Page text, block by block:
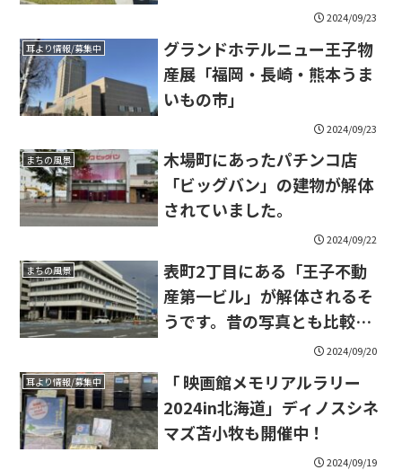
2024/09/23
耳より情報/募集中
グランドホテルニュー王子物
産展「福岡・長崎・熊本うま
いもの市」
2024/09/23
まちの風景
木場町にあったパチンコ店
「ビッグバン」の建物が解体
されていました。
2024/09/22
まちの風景
表町2丁目にある「王子不動
産第一ビル」が解体されるそ
うです。昔の写真とも比較し
2024/09/20
耳より情報/募集中
「 映画館メモリアルラリー
2024in北海道」ディノスシネ
マズ苫小牧も開催中！
2024/09/19